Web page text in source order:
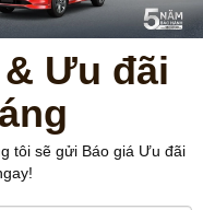
Ưu đãi
tôi sẽ gửi Báo giá Ưu đãi